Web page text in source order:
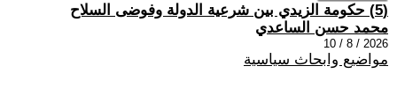
(5) حكومة الزيدي بين شرعية الدولة وفوضى السلاح
محمد حسن الساعدي
2026 / 8 / 10
مواضيع وابحاث سياسية